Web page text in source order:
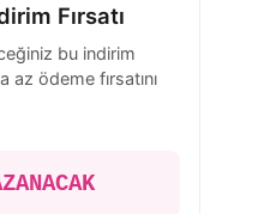
Fırsatı
bu indirim
ödeme fırsatını